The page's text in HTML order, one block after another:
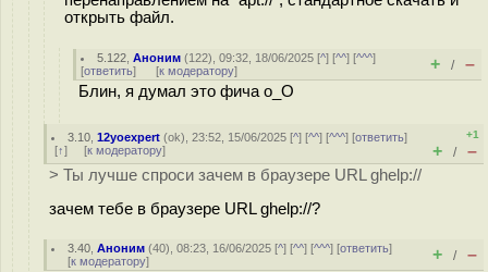
открыть файл.
5.122 ,Аноним (122), 09:32, 18/06/2025 [^] [^^] [^^^]
[ответить] [к модератору] + / –
Блин, я думал это фича о_О
3.10 ,12yoexpert (ok), 23:52, 15/06/2025 [^] [^^] [^^^] [ответить]
[↑] [к модератору]
+1
+ / –
> Ты лучше спроси зачем в браузере URL ghelp://
зачем тебе в браузере URL ghelp://?
3.40 ,Аноним (40), 08:23, 16/06/2025 [^] [^^] [^^^] [ответить]
[к модератору] + / –